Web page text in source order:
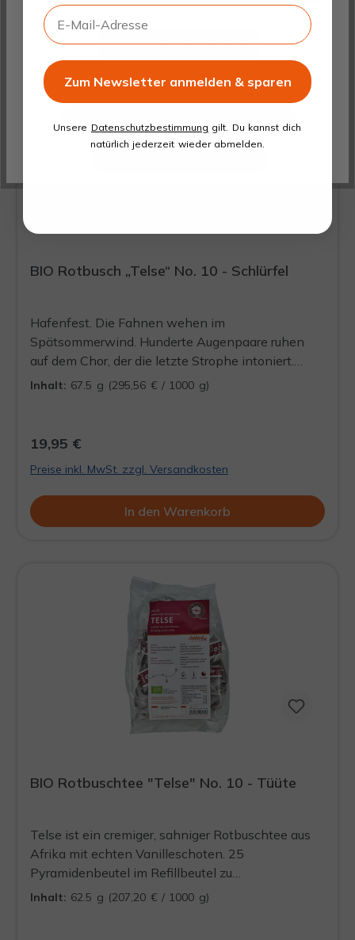
weil er es kann. Und überhaupt. Kein Mensch
kann ihm das verbieten.
BIO Rotbusch „Telse“ No. 10 - Schlürfel
Hafenfest. Die Fahnen wehen im
Spätsommerwind. Hunderte Augenpaare ruhen
auf dem Chor, der die letzte Strophe intoniert.
Gleich ist sie dran. Solo, zum ersten Mal, vor all den
Schluck aus der Tasse. Warm und angenehm läuft
hinab. Mit festem Schritt tritt sie ans Mikrofon.
Inhalt: 67.5 g (295,56 € / 1000 g)
19,95 €
Preise inkl. MwSt. zzgl. Versandkosten
In den Warenkorb
BIO Rotbuschtee "Telse" No. 10 - Tüüte
Telse ist ein cremiger, sahniger Rotbuschtee aus
Afrika mit echten Vanilleschoten. 25
Pyramidenbeutel im Refillbeutel zu
Wiederbefüllung der Dööse. Präsentieren Sie Ihre
Inhalt: 62.5 g (207,20 € / 1000 g)
Alle Cookies akzeptieren
Gewählte Cookies akzeptieren
Nur funktionale Cookies akzeptieren
E-Mail-Adresse
Zum Newsletter anmelden & sparen
Unsere Datenschutzbestimmung gilt. Du kannst dich
natürlich jederzeit wieder abmelden.